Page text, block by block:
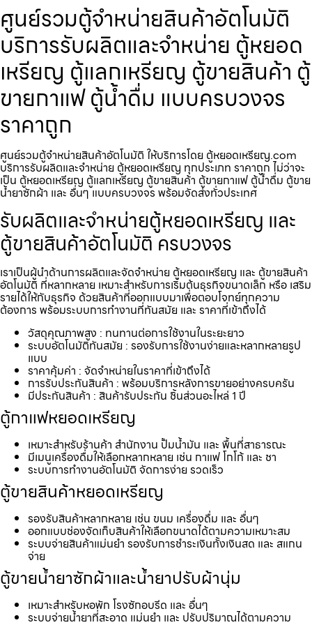
ศูนย์รวมตู้จำหน่ายสินค้า​อัตโนมัติ
บริการรับผลิตและจำหน่าย ตู้หยอด
เหรียญ ตู้แลกเหรียญ ตู้ขายสินค้า ตู้
ขายกาแฟ ตู้น้ำดื่ม แบบครบวงจร
ราคาถูก
ศูนย์รวมตู้จำหน่ายสินค้า​อัตโนมัติ ให้บริการโดย ตู้หยอดเหรียญ.com
บริการรับผลิตและจำหน่าย ตู้หยอดเหรียญ ทุกประเภท ราคาถูก ไม่ว่าจะ
เป็น ตู้หยอดเหรียญ ตู้แลกเหรียญ ตู้ขายสินค้า ตู้ขายกาแฟ ตู้น้ำดื่ม ตู้ขาย
น้ำยาซักผ้า และ อื่นๆ แบบครบวงจร พร้อมจัดส่งทั่วประเทศ
รับผลิตและจำหน่ายตู้หยอดเหรียญ และ
ตู้ขายสินค้าอัตโนมัติ ครบวงจร
เราเป็นผู้นำด้านการผลิตและจัดจำหน่าย ตู้หยอดเหรียญ และ ตู้ขายสินค้า
อัตโนมัติ ที่หลากหลาย เหมาะสำหรับการเริ่มต้นธุรกิจขนาดเล็ก หรือ เสริม
รายได้ให้กับธุรกิจ ด้วยสินค้าที่ออกแบบมาเพื่อตอบโจทย์ทุกความ
ต้องการ พร้อมระบบการทำงานที่ทันสมัย และ ราคาที่เข้าถึงได้
วัสดุคุณภาพสูง : ทนทานต่อการใช้งานในระยะยาว
ระบบอัตโนมัติทันสมัย : รองรับการใช้งานง่ายและหลากหลายรูป
แบบ
ราคาคุ้มค่า : จัดจำหน่ายในราคาที่เข้าถึงได้
การรับประกันสินค้า : พร้อมบริการหลังการขายอย่างครบครัน
มีประกันสินค้า : สินค้ารับประกัน ชิ้นส่วนอะไหล่ 1 ปี
ตู้กาแฟหยอดเหรียญ
เหมาะสำหรับร้านค้า สำนักงาน ปั้มน้ำมัน และ พื้นที่สาธารณะ
มีเมนูเครื่องดื่มให้เลือกหลากหลาย เช่น กาแฟ โกโก้ และ ชา
ระบบการทำงานอัตโนมัติ จัดการง่าย รวดเร็ว
ตู้ขายสินค้าหยอดเหรียญ
รองรับสินค้าหลากหลาย เช่น ขนม เครื่องดื่ม และ อื่นๆ
ออกแบบช่องจัดเก็บสินค้าให้เลือกขนาดได้ตามความเหมาะสม
ระบบจ่ายสินค้าแม่นยำ รองรับการชำระเงินทั้งเงินสด และ สแกน
จ่าย
ตู้ขายน้ำยาซักผ้าและน้ำยาปรับผ้านุ่ม
เหมาะสำหรับหอพัก โรงซักอบรีด และ อื่นๆ
ระบบจ่ายน้ำยาที่สะอาด แม่นยำ และ ปรับปริมาณได้ตามความ